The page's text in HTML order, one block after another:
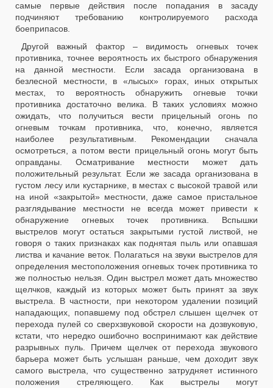
самые первые действия после попадания в засаду
подчиняют требованию контролируемого расхода
боеприпасов.
Другой важный фактор – видимость огневых точек
противника, точнее вероятность их быстрого обнаружения
на данной местности. Если засада организована в
безлесной местности, в «лысых» горах, иных открытых
местах, то вероятность обнаружить огневые точки
противника достаточно велика. В таких условиях можно
ожидать, что получиться вести прицельный огонь по
огневым точкам противника, что, конечно, является
наиболее результативным. Рекомендации сначала
осмотреться, а потом вести прицельный огонь могут быть
оправданы. Осматривание местности может дать
положительный результат. Если же засада организована в
густом лесу или кустарнике, в местах с высокой травой или
на иной «закрытой» местности, даже самое пристальное
разглядывание местности не всегда может привести к
обнаружение огневых точек противника. Вспышки
выстрелов могут остаться закрытыми густой листвой, не
говоря о таких признаках как поднятая пыль или опавшая
листва и качание веток. Полагаться на звуки выстрелов для
определения местоположения огневых точек противника то
же полностью нельзя. Один выстрел может дать множество
щелчков, каждый из которых может быть принят за звук
выстрела. В частности, при некотором удалении позиций
нападающих, попавшему под обстрел слышен щелчек от
перехода пулей со сверхзвуковой скорости на дозвуковую,
кстати, что нередко ошибочно воспринимают как действие
разрывных пуль. Причем щелчек от перехода звукового
барьера может быть услышан раньше, чем доходит звук
самого выстрела, что существенно затрудняет истинного
положения стреляющего. Как выстрелы могут